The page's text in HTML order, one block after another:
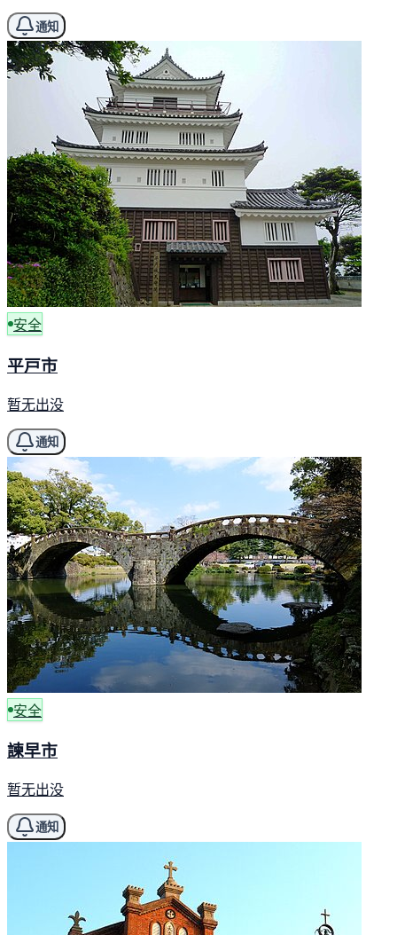
通知
安全
平戸市
暂无出没
通知
安全
諫早市
暂无出没
通知